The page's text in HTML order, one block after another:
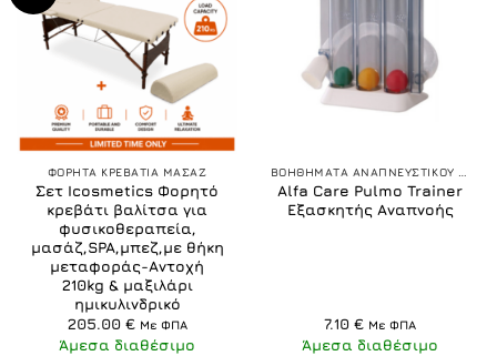
ΦΟΡΗΤΑ ΚΡΕΒΑΤΙΑ ΜΑΣΑΖ
Σετ Icosmetics Φορητό
κρεβάτι βαλίτσα για
φυσικοθεραπεία,
μασάζ,SPA,μπεζ,με θήκη
μεταφοράς-Αντοχή
210kg & μαξιλάρι
ημικυλινδρικό
205.00 € Με ΦΠΑ
Άμεσα διαθέσιμο
Alfa Care Pulmo Trainer
Εξασκητής Αναπνοής
7.10 € Με ΦΠΑ
Άμεσα διαθέσιμο